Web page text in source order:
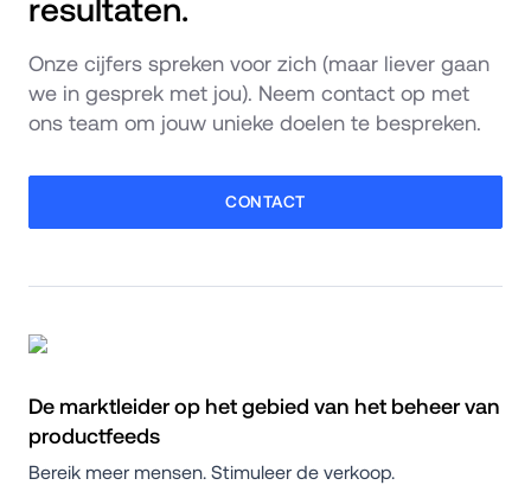
resultaten.
Onze cijfers spreken voor zich (maar liever gaan
we in gesprek met jou). Neem contact op met
ons team om jouw unieke doelen te bespreken.
CONTACT
De marktleider op het gebied van het beheer van
productfeeds
Bereik meer mensen. Stimuleer de verkoop.